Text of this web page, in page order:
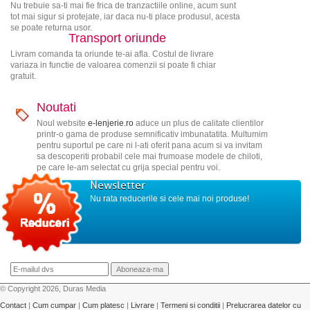
Nu trebuie sa-ti mai fie frica de tranzactiile online, acum sunt
tot mai sigur si protejate, iar daca nu-ti place produsul, acesta
se poate returna usor.
Transport oriunde
Livram comanda ta oriunde te-ai afla. Costul de livrare
variaza in functie de valoarea comenzii si poate fi chiar
gratuit.
Noutati
Noul website e-lenjerie.roaduce un plus de calitate clientilor
printr-o gama de produse semnificativ imbunatatita. Multumim
pentru suportul pe care ni l-ati oferit pana acum si va invitam
sa descoperiti probabil cele mai frumoase modele de chiloti,
pe care le-am selectat cu grija special pentru voi.
Newsletter
Nu rata reducerile si cele mai noi produse!
© Copyright 2026, Duras Media
Contact | Cum cumpar | Cum platesc | Livrare | Termeni si conditii | Prelucrarea datelor cu